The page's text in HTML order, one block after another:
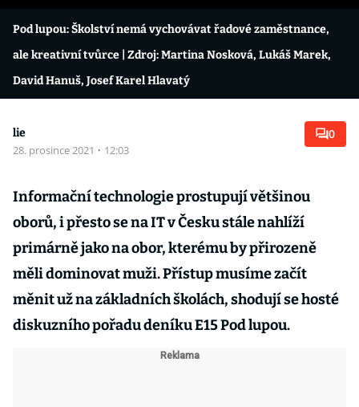
Pod lupou: Školství nemá vychovávat řadové zaměstnance,
ale kreativní tvůrce | Zdroj: Martina Nosková, Lukáš Marek,
David Hanuš, Josef Karel Hlavatý
lie
28. prosince 2021 · 12:03
0
Informační technologie prostupují většinou
oborů, i přesto se na IT v Česku stále nahlíží
primárně jako na obor, kterému by přirozeně
měli dominovat muži. Přístup musíme začít
měnit už na základních školách, shodují se hosté
diskuzního pořadu deníku E15 Pod lupou.